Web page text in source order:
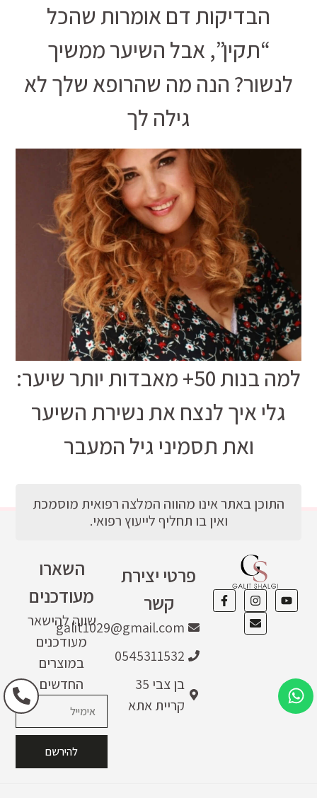
הבדיקות דם אומרות שהכל
“תקין”, אבל השיער ממשיך
לנשור? הנה מה שהרופא שלך לא
גילה לך
למה בנות 50+ מאבדות יותר שיער:
גלי איך לנצח את נשירת השיער
ואת תסמיני גיל המעבר
פרטי יצירת
קשר
galit1029@gmail.com
0545311532
בן צבי 35
קריית אתא
השארו
מעודכנים
שווה להישאר
מעודכנים
במוצרים
החדשים
להירשם
התוכן באתר אינו מהווה המלצה רפואית מוסמכת
ואין בו תחליף לייעוץ רפואי.